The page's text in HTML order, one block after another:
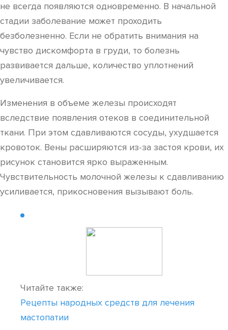
не всегда появляются одновременно. В начальной
стадии заболевание может проходить
безболезненно. Если не обратить внимания на
чувство дискомфорта в груди, то болезнь
развивается дальше, количество уплотнений
увеличивается.
Изменения в объеме железы происходят
вследствие появления отеков в соединительной
ткани. При этом сдавливаются сосуды, ухудшается
кровоток. Вены расширяются из-за застоя крови, их
рисунок становится ярко выраженным.
Чувствительность молочной железы к сдавливанию
усиливается, прикосновения вызывают боль.
Читайте также:
Рецепты народных средств для лечения
мастопатии